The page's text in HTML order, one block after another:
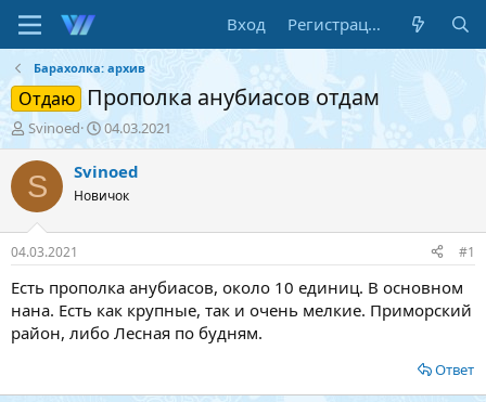
Вход Регистрация
Барахолка: архив
Отдаю Прополка анубиасов отдам
А
в
т
о
т
е
м
ы
Svinoed
Д
а
т
н
а
л
04.03.2021
S Svinoed
Новичок
04.03.2021 #1
Есть прополка анубиасов, около 10 единиц. В основном
нана. Есть как крупные, так и очень мелкие. Приморский
район, либо Лесная по будням.
Ответ